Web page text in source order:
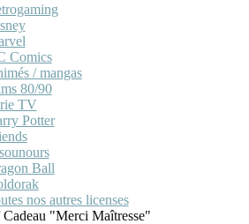
Comics
/ mangas
80/90
TV
Potter
Ball
nos autres licenses
Cadeau "Merci Maîtresse"